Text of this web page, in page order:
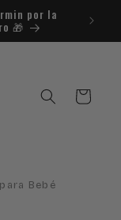
por la
🎁​
Carrito
Bebé